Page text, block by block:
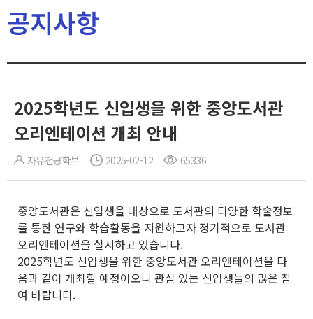
공지사항
2025학년도 신입생을 위한 중앙도서관
오리엔테이션 개최 안내
자유전공학부 2025-02-12 65336
중앙도서관은 신입생을 대상으로 도서관의 다양한 학술정보
를 통한 연구와 학습활동을 지원하고자 정기적으로 도서관
오리엔테이션을 실시하고 있습니다.
2025학년도 신입생을 위한 중앙도서관 오리엔테이션을 다
음과 같이 개최할 예정이오니 관심 있는 신입생들의 많은 참
여 바랍니다.